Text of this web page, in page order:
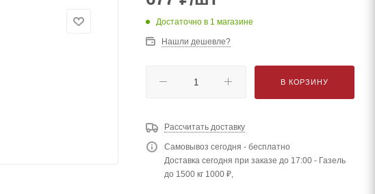
Достаточно в 1 магазине
Нашли дешевле?
В КОРЗИНУ
Рассчитать доставку
Самовывоз сегодня - бесплатно
Доставка сегодня при заказе до 17:00 - Газель
до 1500 кг 1000 ₽,